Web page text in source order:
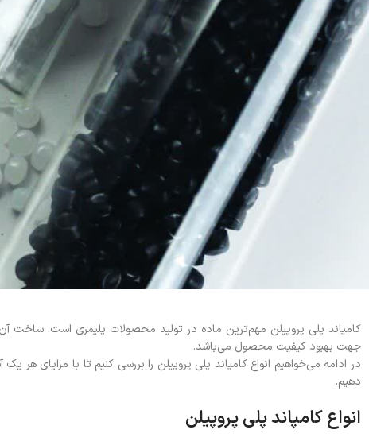
جهت بهبود کیفیت محصول می‌باشد.
در ادامه می‌خواهیم انواع کامپاند پلی پروپیلن را بررسی کنیم تا با مزایای
دهیم.
انواع کامپاند پلی پروپیلن